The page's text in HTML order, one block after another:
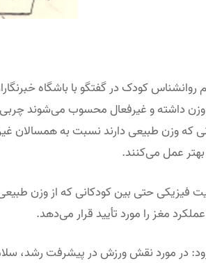
روانشناس کودک در گفتگو با باشگاه
وزن داشته و غیرفعال محسوب می‌شوند
که وزن طبیعی دارند نسبت به همسالان
بهتر عمل می‌کنند.
فیزیکی حتی بین کودکانی که از وزن طبیعی
مغز را مورد تأیید قرار می‌دهد.
در مورد نقش ورزش در پیشرفت رشد،